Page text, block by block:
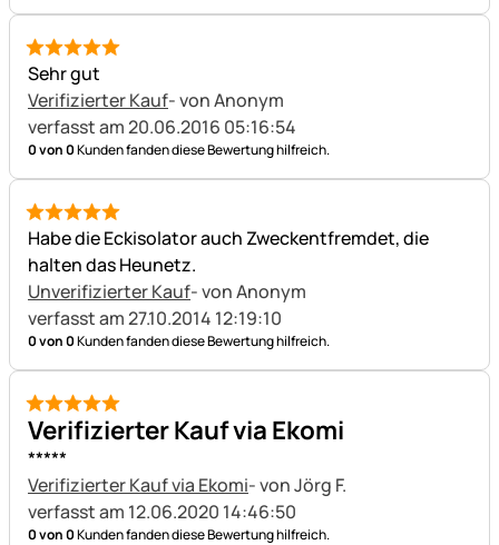
5 von 5
Sehr gut
Verifizierter Kauf- von Anonym
verfasst am 20.06.2016 05:16:54
0 von 0Kunden fanden diese Bewertung hilfreich.
5 von 5
Habe die Eckisolator auch Zweckentfremdet, die
halten das Heunetz.
Unverifizierter Kauf- von Anonym
verfasst am 27.10.2014 12:19:10
0 von 0Kunden fanden diese Bewertung hilfreich.
5 von 5
Verifizierter Kauf via Ekomi
*****
Verifizierter Kauf via Ekomi- von Jörg F.
verfasst am 12.06.2020 14:46:50
0 von 0Kunden fanden diese Bewertung hilfreich.